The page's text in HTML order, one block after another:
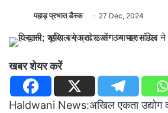
पहाड़ प्रभात डैस्क 27 Dec, 2024
खबर शेयर करें
Haldwani News:अखिल एकता उद्योग